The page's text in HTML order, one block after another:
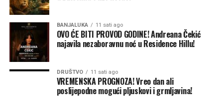
Premještanje „patriota” radi odbrane luka bilo bi i
preskupo i izuzetno rizično. Svjesna toga, Rusija će
nastaviti da gađa luke raketama i dronovima, ne
ostavljajući osiguravajućim kućama razlog da smanje
premije, a brodovlasnicima motiv da se vrate.
Pored toga što smanjuje prihode Kijeva i njegovu
sposobnost da finansira rat, Moskva se nada da će
BANJALUKA 11 sati ago
OVO ĆE BITI PROVOD GODINE! Andreana Čekić
najavila nezaboravnu noć u Residence Hillu!
DRUŠTVO 11 sati ago
VREMENSKA PROGNOZA! Vreo dan ali
poslijepodne mogući pljuskovi i grmljavina!